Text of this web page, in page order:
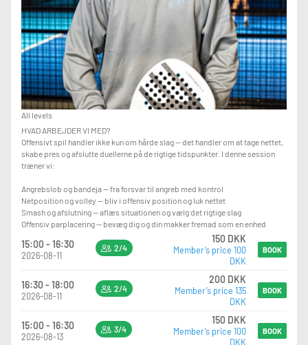
All levels
HVAD ARBEJDER VI MED?
Offensivt spil handler ikke kun om hårde slag — det handler om at tage nettet,
skabe pres og afslutte duellerne på de rigtige tidspunkter. I denne session
træner vi:
Angrebslob og bandeja — fra forsvar til angreb med kontrol
Netposition og volley — bliv i offensiv position og luk nettet
Smash og afslutning — aflæs situationen og vælg det rigtige slag
Offensiv parplacering — bevæg dig og din makker fremad som en enhed
15:00 - 16:30
2026-08-11
2/4
150 DKK
Member’s price 100
DKK
BOOK
16:30 - 18:00
2026-08-11
2/4
200 DKK
Member’s price 135
DKK
BOOK
15:00 - 16:30
2026-08-13
3/4
150 DKK
Member’s price 100
DKK
BOOK